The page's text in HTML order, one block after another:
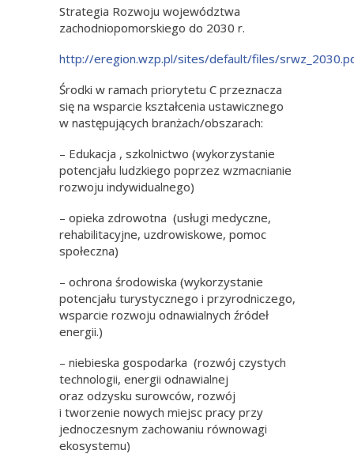
Strategia Rozwoju województwa
zachodniopomorskiego do 2030 r.
http://eregion.wzp.pl/sites/default/files/
Środki w ramach priorytetu C przeznacza
się na wsparcie kształcenia ustawicznego
w następujących branżach/obszarach:
– Edukacja , szkolnictwo (wykorzystanie
potencjału ludzkiego poprzez wzmacnianie
rozwoju indywidualnego)
– opieka zdrowotna (usługi medyczne,
rehabilitacyjne, uzdrowiskowe, pomoc
społeczna)
– ochrona środowiska (wykorzystanie
potencjału turystycznego i przyrodniczego,
wsparcie rozwoju odnawialnych źródeł
energii.)
– niebieska gospodarka (rozwój czystych
technologii, energii odnawialnej
oraz odzysku surowców, rozwój
i tworzenie nowych miejsc pracy przy
jednoczesnym zachowaniu równowagi
ekosystemu)